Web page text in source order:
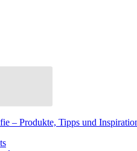
– Produkte, Tipps und